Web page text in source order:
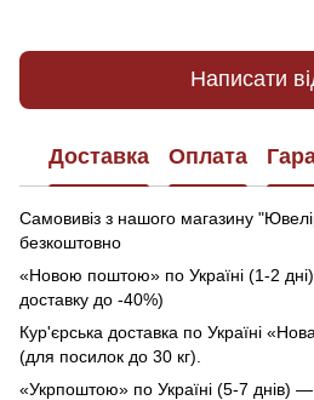
Написати
Доставка Оплата
Самовивіз з нашого магазину
безкоштовно
«Новою поштою» по Україні (1-2
доставку до -40%)
Кур'єрська доставка по Україні
(для посилок до 30 кг).
«Укрпоштою» по Україні (5-7 днів)